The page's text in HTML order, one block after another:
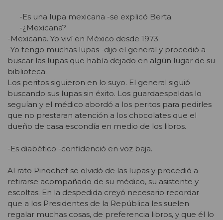
-Es una lupa mexicana -se explicó Berta.
-¿Mexicana?
-Mexicana. Yo viví en México desde 1973.
-Yo tengo muchas lupas -dijo el general y procedió a
buscar las lupas que había dejado en algún lugar de su
biblioteca.
Los peritos siguieron en lo suyo. El general siguió
buscando sus lupas sin éxito. Los guardaespaldas lo
seguían y el médico abordó a los peritos para pedirles
que no prestaran atención a los chocolates que el
dueño de casa escondía en medio de los libros.
-Es diabético -confidenció en voz baja.
Al rato Pinochet se olvidó de las lupas y procedió a
retirarse acompañado de su médico, su asistente y
escoltas. En la despedida creyó necesario recordar
que a los Presidentes de la República les suelen
regalar muchas cosas, de preferencia libros, y que él lo